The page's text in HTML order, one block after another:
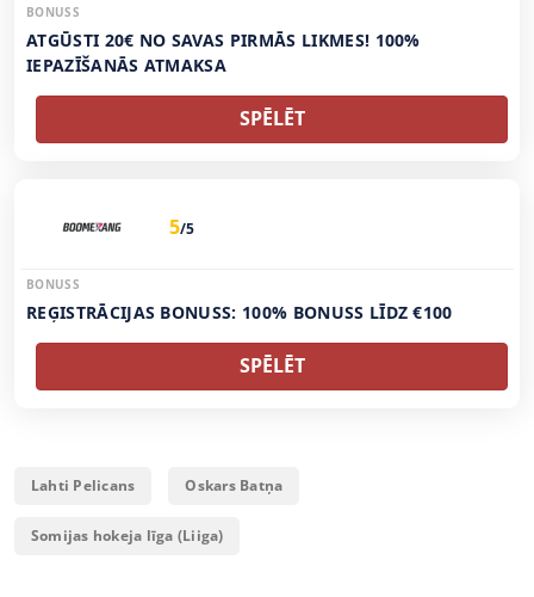
BONUSS
ATGŪSTI 20€ NO SAVAS PIRMĀS LIKMES! 100%
IEPAZĪŠANĀS ATMAKSA
SPĒLĒT
5/5
BONUSS
REĢISTRĀCIJAS BONUSS: 100% BONUSS LĪDZ €100
SPĒLĒT
Lahti Pelicans Oskars Batņa
Somijas hokeja līga (Liiga)